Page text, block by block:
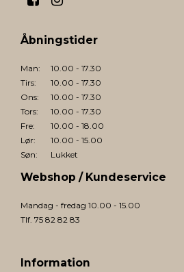
Åbningstider
Man:
Tirs:
Ons:
Tors:
Fre:
Lør:
Søn:
10.00 - 17.30
10.00 - 17.30
10.00 - 17.30
10.00 - 17.30
10.00 - 18.00
10.00 - 15.00
Lukket
Webshop / Kundeservice
Mandag - fredag 10.00 - 15.00
Tlf. 75 82 82 83
Information